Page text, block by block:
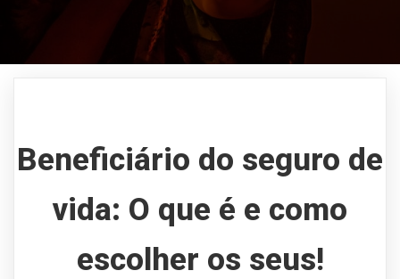
Beneficiário do seguro de
vida: O que é e como
escolher os seus!